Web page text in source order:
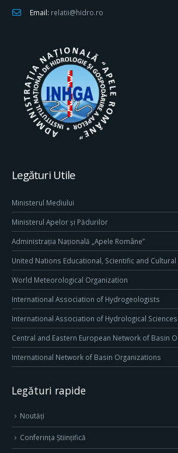
Email: relatii@hidro.ro
Legături Utile
Ministerul Mediului
Ministerul Apelor și Pădurilor
Administrația Națională „Apele Române”
United Nations Educational, Scientific and
World Meteorological Organization
International Association of Hydrogeologists
International Association of Hydrological Sciences
Central and Eastern European Network of Basin
International Network of Basin Organizations
Legături rapide
Noutăți
Conferința Științifică